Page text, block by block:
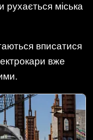
рухається міська
вписатися
вже